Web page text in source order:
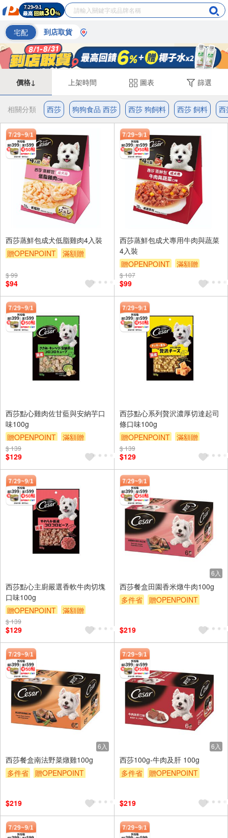
宅配 到店取貨
價格↓ 上架時間 圖表 篩選
相關分類 西莎 狗狗食品 西莎 西莎 狗飼料 西莎 飼料 西
西莎蒸鮮包成犬低脂雞肉4入裝
贈OPENPOINT
滿額贈
$ 99
$94
西莎蒸鮮包成犬專用牛肉與蔬菜
4入裝
贈OPENPOINT
滿額贈
滿額9折
$ 107
$99
西莎點心雞肉佐甘藍與安納芋口
味100g
贈OPENPOINT
滿額贈
滿額9折
$ 139
$129
西莎點心系列贅沢濃厚切達起司
條口味100g
贈OPENPOINT
滿額贈
滿額9折
$ 139
$129
西莎點心主廚嚴選香軟牛肉切塊
口味100g
贈OPENPOINT
滿額贈
滿額9折
$ 139
$129
6入
西莎餐盒田園香米燉牛肉100g
多件省
贈OPENPOINT
$219
6入
西莎餐盒南法野菜燉雞100g
多件省
贈OPENPOINT
$219
6入
西莎100g-牛肉及肝 100g
多件省
贈OPENPOINT
$219